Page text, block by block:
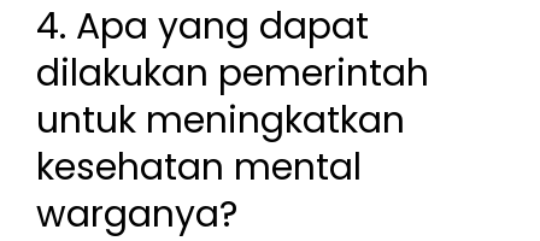
4. Apa yang dapat
dilakukan pemerintah
untuk meningkatkan
kesehatan mental
warganya?